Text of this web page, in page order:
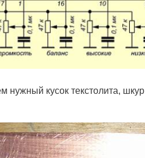
нужный кусок текстолита,